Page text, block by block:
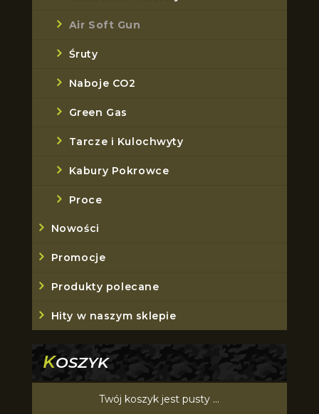
Air Soft Gun
Śruty
Naboje CO2
Green Gas
Tarcze i Kulochwyty
Kabury Pokrowce
Proce
Nowości
Promocje
Produkty polecane
Hity w naszym sklepie
KOSZYK
Twój koszyk jest pusty ...